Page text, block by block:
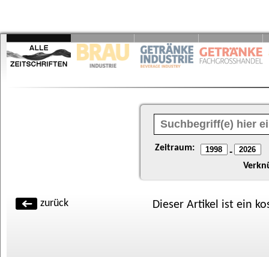
Zeitraum: -
zurück Dieser Artikel ist ein